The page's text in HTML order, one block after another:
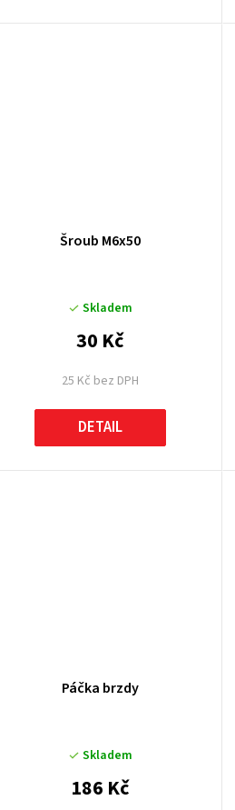
Šroub M6x50
Skladem
25 Kč bez DPH
30 Kč
DETAIL
Páčka brzdy
Skladem
186 Kč